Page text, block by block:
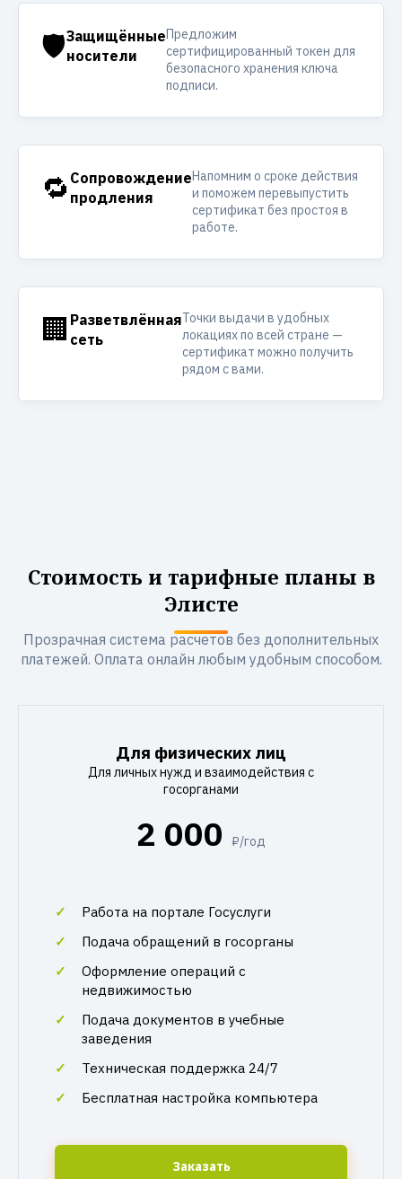
🛡️Защищённые
носители
Предложим
сертифицированный токен для
безопасного хранения ключа
подписи.
🔁 Сопровождение
продления
Напомним о сроке действия
и поможем перевыпустить
сертификат без простоя в
работе.
🏢 Разветвлённая
сеть
Точки выдачи в удобных
локациях по всей стране —
сертификат можно получить
рядом с вами.
Стоимость и тарифные планы в
Элисте
Прозрачная система расчетов без дополнительных
платежей. Оплата онлайн любым удобным способом.
Для физических лиц
Для личных нужд и взаимодействия с
госорганами
2 000 ₽/год
Работа на портале Госуслуги
Подача обращений в госорганы
Оформление операций с
недвижимостью
Подача документов в учебные
заведения
Техническая поддержка 24/7
Бесплатная настройка компьютера
Заказать